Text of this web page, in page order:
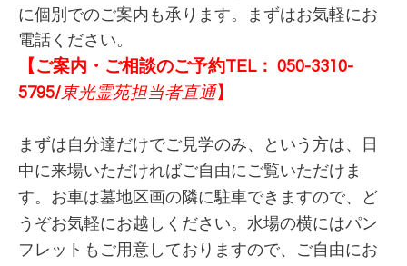
に個別でのご案内も承ります。まずはお気軽にお
電話ください。
【ご案内・ご相談のご予約TEL： 050-3310-
5795/東光霊苑担当者直通】
まずは自分達だけでご見学のみ、という方は、日
中に来場いただければご自由にご覧いただけま
す。お車は墓地区画の隣に駐車できますので、ど
うぞお気軽にお越しください。水場の横にはパン
フレットもご用意しておりますので、ご自由にお